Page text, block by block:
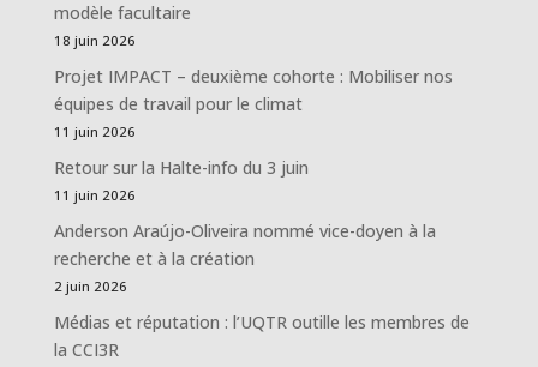
modèle facultaire
18 juin 2026
Projet IMPACT – deuxième cohorte : Mobiliser nos
équipes de travail pour le climat
11 juin 2026
Retour sur la Halte-info du 3 juin
11 juin 2026
Anderson Araújo-Oliveira nommé vice-doyen à la
recherche et à la création
2 juin 2026
Médias et réputation : l’UQTR outille les membres de
la CCI3R